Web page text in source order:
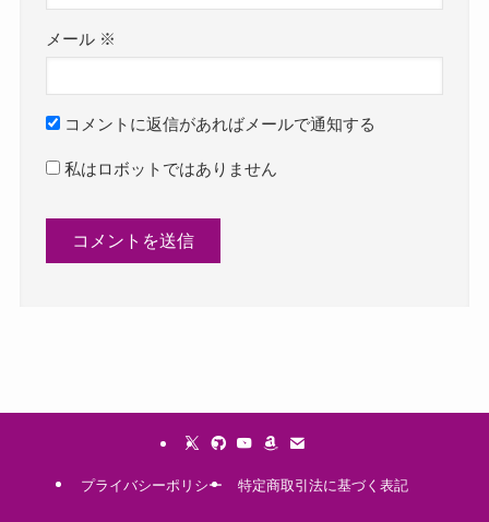
メール ※
コメントに返信があればメールで通知する
私はロボットではありません
プライバシーポリシー 特定商取引法に基づく表記